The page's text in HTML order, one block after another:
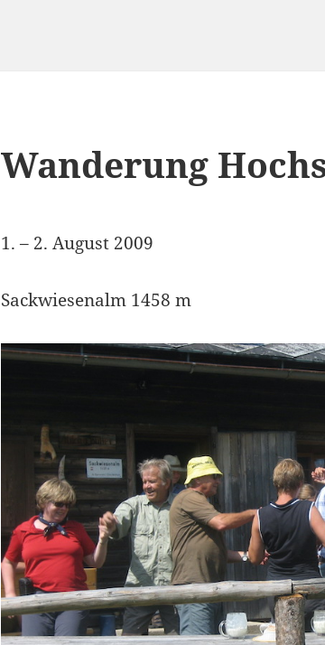
Wanderung
1. – 2. August 2009
Sackwiesenalm 1458 m